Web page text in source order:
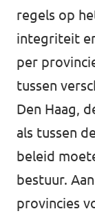
regels op
integriteit
per
tussen
Den Haag,
als tussen
beleid
bestuur.
provincies